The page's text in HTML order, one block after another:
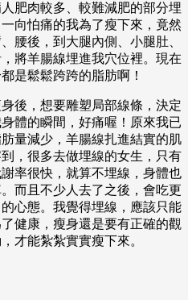
肥肉較多、較難減肥的部分埋
向怕痛的我為了瘦下來，竟然
腰後，到大腿內側、小腿肚、
將羊腸線埋進我穴位裡。現在
是鬆鬆跨跨的脂肪啊！
後，想要雕塑局部線條，決定
體的瞬間，好痛喔！原來我已
量減少，羊腸線扎進結實的肌
，很多去做埋線的女生，只有
率很快，就算不埋線，身體也
而且不少人去了之後，會吃更
心態。我覺得埋線，應該只能
健康，瘦身還是要有正確的觀
才能紮紮實實瘦下來。